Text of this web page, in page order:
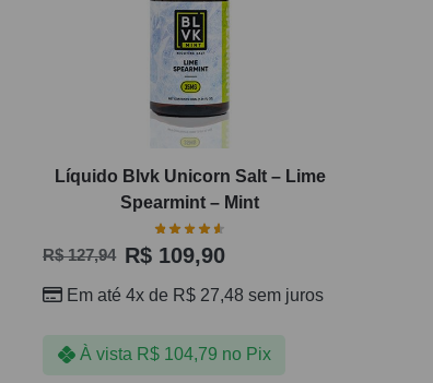
Líquido Blvk Unicorn Salt – Lime
Spearmint – Mint
R$127,94 R$109,90
Em até 4x de R$27,48 sem juros
À vista R$104,79 no Pix